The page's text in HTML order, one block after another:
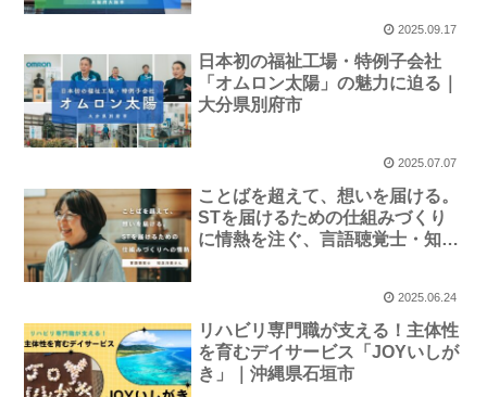
2025.09.17
日本初の福祉工場・特例子会社
「オムロン太陽」の魅力に迫る｜
大分県別府市
2025.07.07
ことばを超えて、想いを届ける。
STを届けるための仕組みづくり
に情熱を注ぐ、言語聴覚士・知念
2025.06.24
リハビリ専門職が支える！主体性
を育むデイサービス「JOYいしが
き」｜沖縄県石垣市